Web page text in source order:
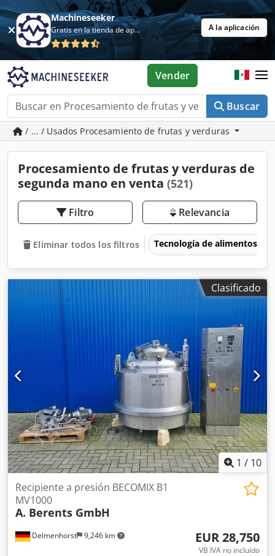
Machineseeker
Gratis en la tienda de aplicaciones A la aplicación
Buscar
Vender
/ ... / Usados Procesamiento de frutas y verduras
Procesamiento de frutas y verduras de
segunda mano en venta (521)
Filtro Relevancia
Eliminar todos los filtros Tecnología de alimentos
Clasificado
1 / 10
Delmenhorst 9,246 km
Recipiente a presión BECOMIX B1
MV1000
A. Berents GmbH
EUR 28,750
VB IVA no incluído